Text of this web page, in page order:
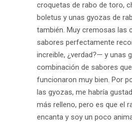
croquetas de rabo de toro,
boletus y unas gyozas de
también. Muy cremosas las
sabores perfectamente
increible, ¿verdad?— y unas
combinación de sabores
funcionaron muy bien. Por
las gyozas, me habría
más relleno, pero es que el
encanta y soy un poco